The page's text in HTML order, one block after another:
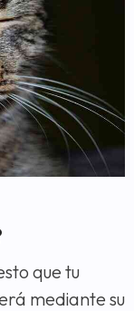
que tu
mediante su